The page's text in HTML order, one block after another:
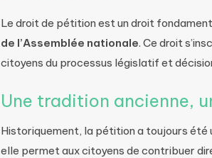
Le droit de pétition est un droit
de l’Assemblée nationale. Ce droit
citoyens du processus législatif et
Une tradition ancienne,
Historiquement, la pétition a toujours été
elle permet aux citoyens de contribuer